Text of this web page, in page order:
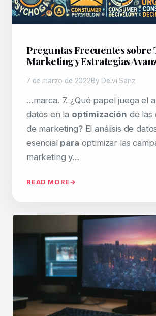
Preguntas Frecuentes sobre
Marketing y Estrategias
7 de marzo de 2022By Deivi Sanz
…marca. 7. ¿Qué papel juega el
datos en la optimización de las
de marketing? El análisis de
esencial para optimizar las
marketing y…
READ MORE